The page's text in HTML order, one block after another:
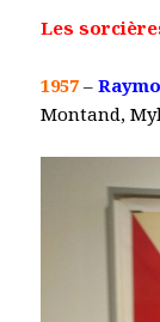
Les
1957 –
Montand,